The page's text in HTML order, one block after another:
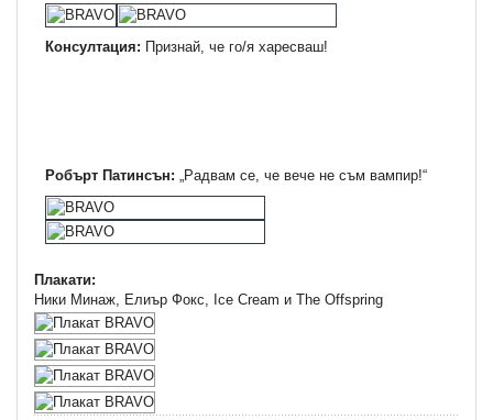
Консултация: Признай, че го/я харесваш!
Робърт Патинсън: „Радвам се, че вече не съм вампир!“
Плакати:
Ники Минаж, Елиър Фокс, Ice Cream и The Offspring